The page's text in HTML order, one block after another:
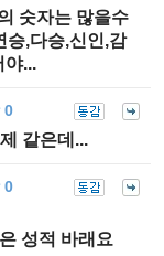
숫자는 많을수
승,다승,신인,감
야...
0
같은데...
0
성적 바래요